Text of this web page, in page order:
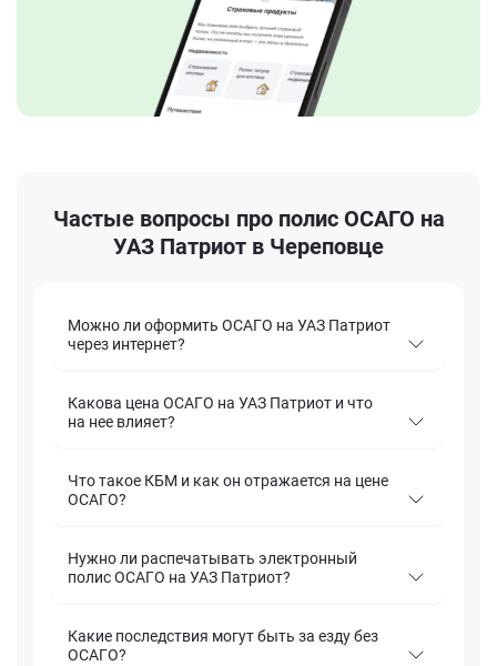
Частые вопросы про полис ОСАГО на
УАЗ Патриот в Череповце
Можно ли оформить ОСАГО на УАЗ Патриот
через интернет?
Какова цена ОСАГО на УАЗ Патриот и что
на нее влияет?
Что такое КБМ и как он отражается на цене
ОСАГО?
Нужно ли распечатывать электронный
полис ОСАГО на УАЗ Патриот?
Какие последствия могут быть за езду без
ОСАГО?